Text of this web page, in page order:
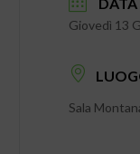
Giovedì 13
Sala